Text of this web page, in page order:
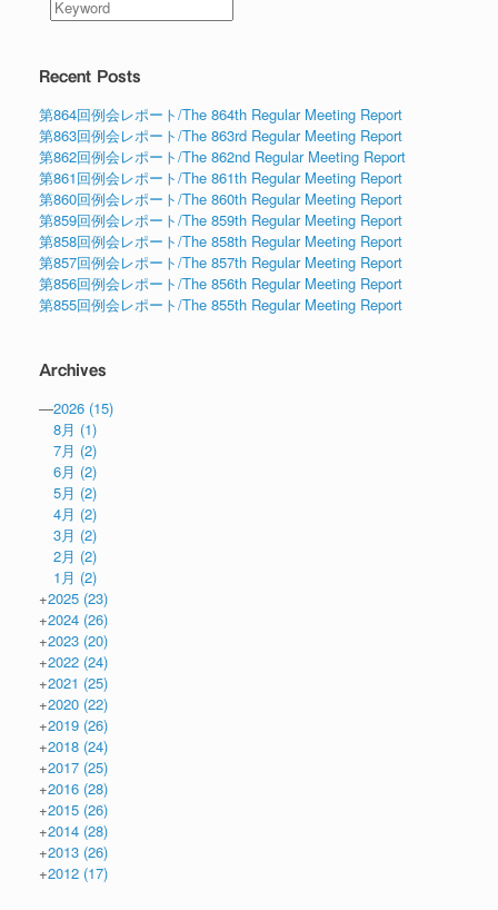
Recent Posts
第864回例会レポート/The 864th Regular Meeting Report
第863回例会レポート/The 863rd Regular Meeting Report
第862回例会レポート/The 862nd Regular Meeting Report
第861回例会レポート/The 861th Regular Meeting Report
第860回例会レポート/The 860th Regular Meeting Report
第859回例会レポート/The 859th Regular Meeting Report
第858回例会レポート/The 858th Regular Meeting Report
第857回例会レポート/The 857th Regular Meeting Report
第856回例会レポート/The 856th Regular Meeting Report
第855回例会レポート/The 855th Regular Meeting Report
Archives
—2026 (15)
8月 (1)
7月 (2)
6月 (2)
5月 (2)
4月 (2)
3月 (2)
2月 (2)
1月 (2)
+2025 (23)
+2024 (26)
+2023 (20)
+2022 (24)
+2021 (25)
+2020 (22)
+2019 (26)
+2018 (24)
+2017 (25)
+2016 (28)
+2015 (26)
+2014 (28)
+2013 (26)
+2012 (17)